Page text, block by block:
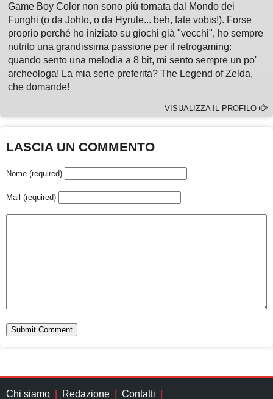
Game Boy Color non sono più tornata dal Mondo dei
Funghi (o da Johto, o da Hyrule... beh, fate vobis!). Forse
proprio perché ho iniziato su giochi già "vecchi", ho sempre
nutrito una grandissima passione per il retrogaming:
quando sento una melodia a 8 bit, mi sento sempre un po'
archeologa! La mia serie preferita? The Legend of Zelda,
che domande!
VISUALIZZA IL PROFILO
LASCIA UN COMMENTO
Nome (required)
Mail (required)
Chi siamo Redazione Contatti